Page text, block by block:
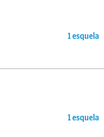
1 esquela
1 esquela